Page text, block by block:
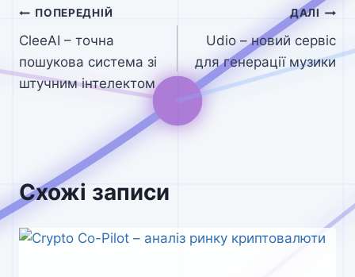
Навігація
записів
ПОПЕРЕДНІЙ
CleeAI – точна
пошукова система зі
штучним інтелектом
ДАЛІ
Udio – новий сервіс
для генерації музики
Схожі записи